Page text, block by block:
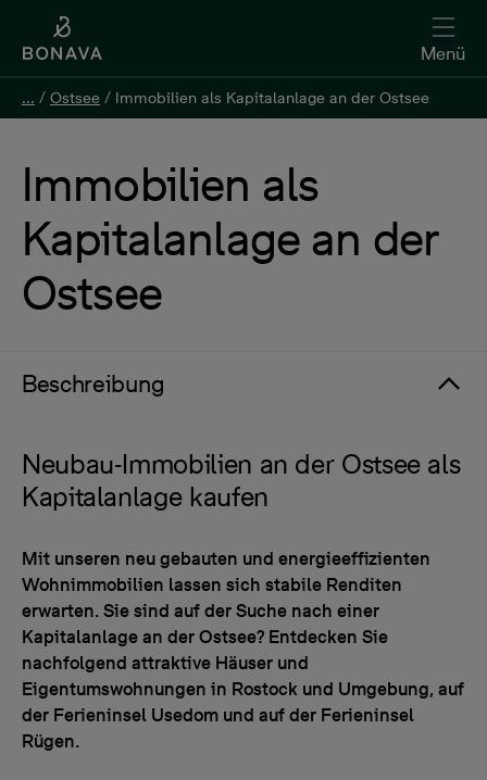
Menü
... / Ostsee / Immobilien als Kapitalanlage an der Ostsee
Immobilien als
Kapitalanlage an der
Ostsee
Beschreibung
Neubau-Immobilien an der Ostsee als
Kapitalanlage kaufen
Mit unseren neu gebauten und energieeffizienten
Wohnimmobilien lassen sich stabile Renditen
erwarten. Sie sind auf der Suche nach einer
Kapitalanlage an der Ostsee? Entdecken Sie
nachfolgend attraktive Häuser und
Eigentumswohnungen in Rostock und Umgebung, auf
der Ferieninsel Usedom und auf der Ferieninsel
Rügen.